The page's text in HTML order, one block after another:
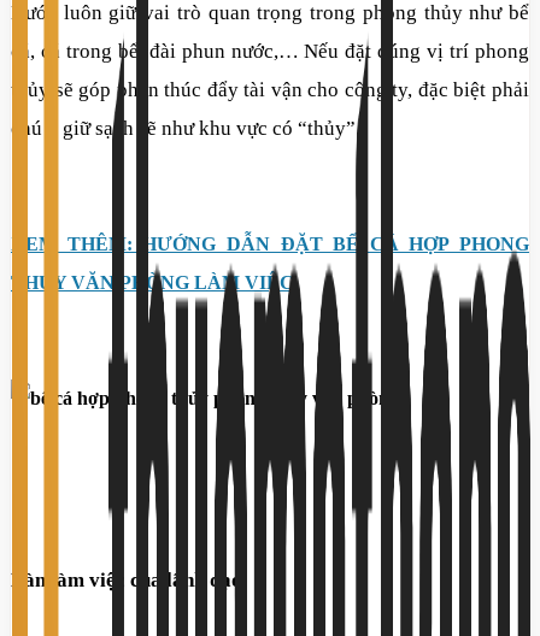
Nước luôn giữ vai trò quan trọng trong phong thủy như bể
cá, cá trong bể, đài phun nước,… Nếu đặt đúng vị trí phong
thủy sẽ góp phần thúc đẩy tài vận cho công ty, đặc biệt phải
chú ý giữ sạch sẽ như khu vực có “thủy”.
XEM THÊM: HƯỚNG DẪN ĐẶT BỂ CÁ HỢP PHONG
THỦY VĂN PHÒNG LÀM VIỆC
Bàn làm việc của lãnh đạo.